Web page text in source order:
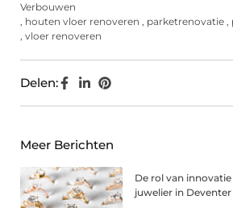
Verbouwen
, houten vloer renoveren , parketrenovatie ,
, vloer renoveren
Delen:
Meer Berichten
De rol van
juwelier in Deventer